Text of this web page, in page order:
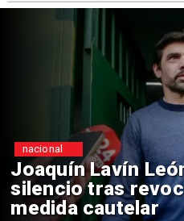
Lavín León sale en
tras revocación de